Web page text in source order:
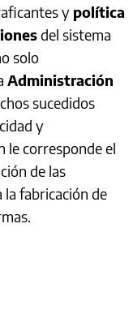
y política
del sistema
solo
Administración
sucedidos
y
le corresponde el
de las
la fabricación de